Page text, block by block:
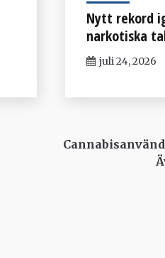
Nytt rekord
narkotiska
juli 24, 2026